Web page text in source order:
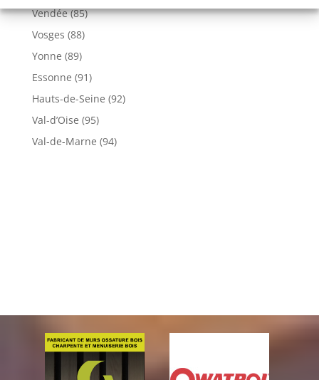
Vendée (85)
Vosges (88)
Yonne (89)
Essonne (91)
Hauts-de-Seine (92)
Val-d’Oise (95)
Val-de-Marne (94)